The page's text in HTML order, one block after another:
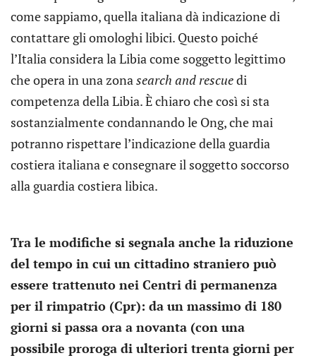
come sappiamo, quella italiana dà indicazione di
contattare gli omologhi libici. Questo poiché
l’Italia considera la Libia come soggetto legittimo
che opera in una zonasearch and rescuedi
competenza della Libia. È chiaro che così si sta
sostanzialmente condannando le Ong, che mai
potranno rispettare l’indicazione della guardia
costiera italiana e consegnare il soggetto soccorso
alla guardia costiera libica.
Tra le modifiche si segnala anche la riduzione
del tempo in cui un cittadino straniero può
essere trattenuto nei Centri di permanenza
per il rimpatrio (Cpr): da un massimo di 180
giorni si passa ora a novanta (con una
possibile proroga di ulteriori trenta giorni per